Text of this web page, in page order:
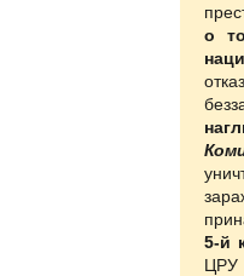
о
5-й